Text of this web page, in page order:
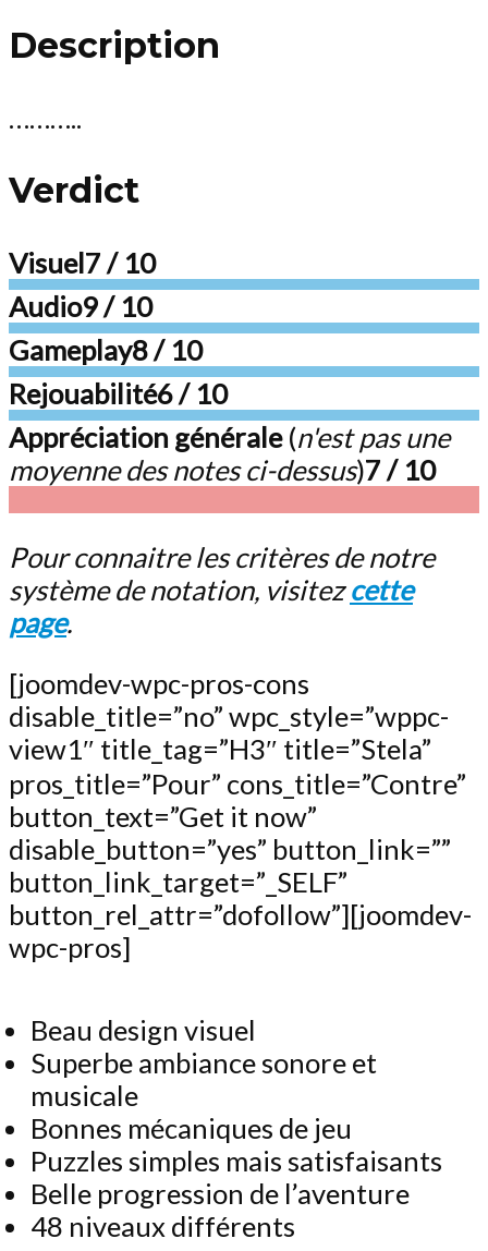
Description
………..
Verdict
Visuel7 / 10
Audio9 / 10
Gameplay8 / 10
Rejouabilité6 / 10
Appréciation générale (n'est pas une
moyenne des notes ci-dessus)7 / 10
Pour connaitre les critères de notre
système de notation, visitezcette
page.
[joomdev-wpc-pros-cons
disable_title=”no” wpc_style=”wppc-
view1″ title_tag=”H3″ title=”Stela”
pros_title=”Pour” cons_title=”Contre”
button_text=”Get it now”
disable_button=”yes” button_link=””
button_link_target=”_SELF”
button_rel_attr=”dofollow”][joomdev-
wpc-pros]
Beau design visuel
Superbe ambiance sonore et
musicale
Bonnes mécaniques de jeu
Puzzles simples mais satisfaisants
Belle progression de l’aventure
48 niveaux différents